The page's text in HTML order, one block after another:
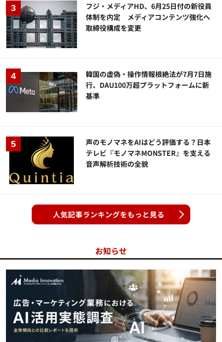
フジ・メディアHD、6月25日付の新役員
体制を内定 メディアコンテンツ強化へ
取締役構成を変更
韓国の虚偽・操作情報根絶法が7月7日施
行、DAU100万超プラットフォームに新
基準
声のモノマネをAIはどう評価する？日本
テレビ『モノマネMONSTER』を支える
音声解析技術の全貌
人気記事ランキングをもっと見る
お知らせ